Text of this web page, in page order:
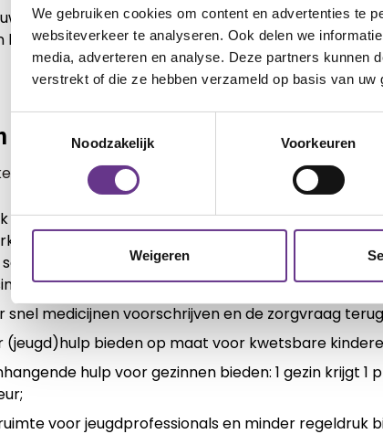
We gebruiken cookies om content en advertenties te
websiteverkeer te analyseren. Ook delen we
media, adverteren en analyse. Deze partners kunnen
verstrekt of die ze hebben verzameld op basis van uw
Noodzakelijk
Voorkeuren
Weigeren
aanwijzen voor jongeren en
hebben met jeugdhulpverlening.
Jeugdwet
doelen van de Jeugdwet zijn:
maken van de eigen kracht van jongeren, ouders
Het is belangrijk dat zij de regie blijven houden over
met hun eigen omgeving en
professionele
zoeken;
snel medicijnen voorschrijven en de zorgvraag
(jeugd)hulp bieden op maat voor kwetsbare
hulp voor gezinnen bieden: 1 gezin krijgt 1
voor jeugdprofessionals en minder regeldruk